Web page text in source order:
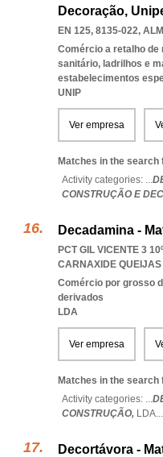
Decoração,
EN 125, 8135-022,
Comércio a retalho de
sanitário, ladrilhos e
estabelecimentos
UNIP
Ver empresa
Matches in the search
Activity categories: ...
CONSTRUÇÃO E
Decadamina -
PCT GIL VICENTE 3
CARNAXIDE
Comércio por grosso
derivados
LDA
Ver empresa
Matches in the search
Activity categories: ...
CONSTRUÇÃO, LDA...
Decortávora -